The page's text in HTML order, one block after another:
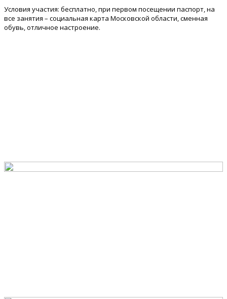
Условия участия: бесплатно, при первом посещении паспорт, на
все занятия – социальная карта Московской области, сменная
обувь, отличное настроение.